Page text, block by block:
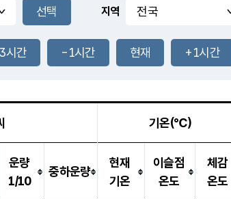
풍도
0.7m/s
27.6
℃ -mm
지역
시간 -1시간 현재 +1시간
기온(℃)
운량
1/10
중하운량
현재
기온
이슬점
온도
체감
온도